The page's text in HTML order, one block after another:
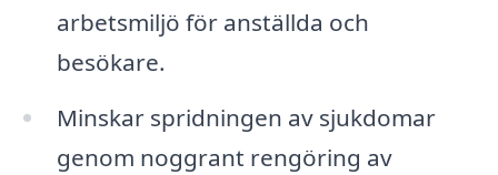
arbetsmiljö för anställda och
besökare.
Minskar spridningen av sjukdomar
genom noggrant rengöring av